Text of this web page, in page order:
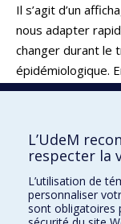
Il s’agit d’un
nous adapter
changer durant le
épidémiologique.
utilisées à
l’enseignement
Retour
L’UdeM
respecter la
L’utilisation de
personnaliser
sont obligatoires